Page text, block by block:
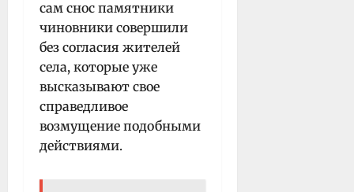
сам снос памятники
чиновники совершили
без согласия жителей
села, которые уже
высказывают свое
справедливое
возмущение подобными
действиями.